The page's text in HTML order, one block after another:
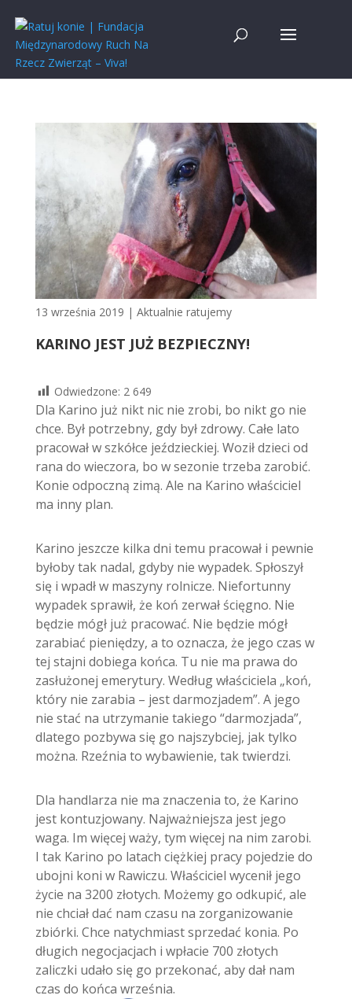
13 września 2019 | Aktualnie ratujemy
KARINO JEST JUŻ BEZPIECZNY!
Odwiedzone: 2 649
Dla Karino już nikt nic nie zrobi, bo nikt go nie
chce. Był potrzebny, gdy był zdrowy. Całe lato
pracował w szkółce jeździeckiej. Woził dzieci od
rana do wieczora, bo w sezonie trzeba zarobić.
Konie odpoczną zimą. Ale na Karino właściciel
ma inny plan.
Karino jeszcze kilka dni temu pracował i pewnie
byłoby tak nadal, gdyby nie wypadek. Spłoszył
się i wpadł w maszyny rolnicze. Niefortunny
wypadek sprawił, że koń zerwał ścięgno. Nie
będzie mógł już pracować. Nie będzie mógł
zarabiać pieniędzy, a to oznacza, że jego czas w
tej stajni dobiega końca. Tu nie ma prawa do
zasłużonej emerytury. Według właściciela „koń,
który nie zarabia – jest darmozjadem”. A jego
nie stać na utrzymanie takiego “darmozjada”,
dlatego pozbywa się go najszybciej, jak tylko
można. Rzeźnia to wybawienie, tak twierdzi.
Dla handlarza nie ma znaczenia to, że Karino
jest kontuzjowany. Najważniejsza jest jego
waga. Im więcej waży, tym więcej na nim zarobi.
I tak Karino po latach ciężkiej pracy pojedzie do
ubojni koni w Rawiczu. Właściciel wycenił jego
życie na 3200 złotych. Możemy go odkupić, ale
nie chciał dać nam czasu na zorganizowanie
zbiórki. Chce natychmiast sprzedać konia. Po
długich negocjacjach i wpłacie 700 złotych
zaliczki udało się go przekonać, aby dał nam
czas do końca września.